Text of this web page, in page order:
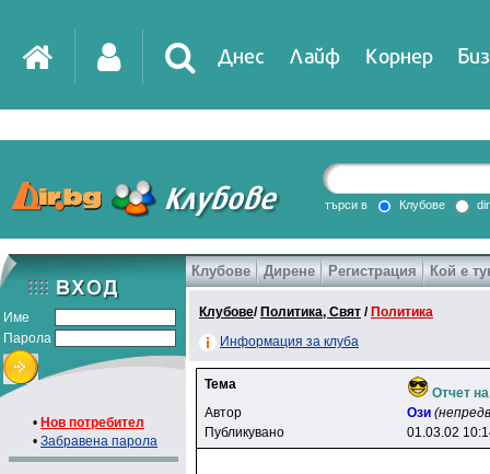
Днес Лайф Корнер
DirTV Impressio
Games
търси в Клубове
Име
Парола
• Нов потребител
• Забравена парола
Клубове Дирене Регистрация Кой е
Клубове/ Политика, Свят / Политика
Информация за клуба
Тема
Отчет
Автор
Oзи
Публикувано
01.03.02